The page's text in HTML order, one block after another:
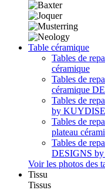
Table céramique
Tables de
céramique
Tables de
céramique
Tables de
by
Tables de
plateau
Tables de
DESIGNS
Voir les photos des
Tissu
Tissus